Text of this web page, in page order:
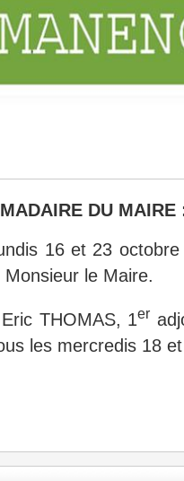
DU MAIRE
16 et 23
le Maire.
THOMAS, 1er
les mercredis 18